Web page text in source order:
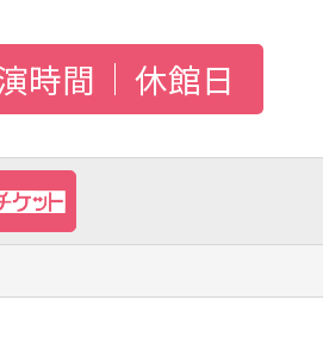
時間 休館日